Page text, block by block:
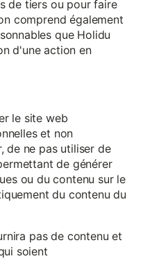
de tiers ou pour faire
comprend également
que Holidu
d'une action en
le site web
et non
de ne pas utiliser de
de générer
ou du contenu sur le
du contenu du
pas de contenu et
soient